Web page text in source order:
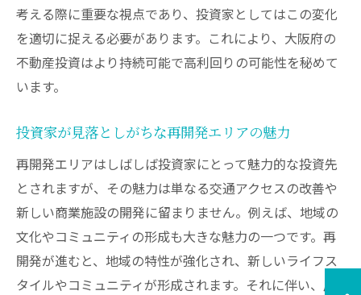
考える際に重要な視点であり、投資家としてはこの変化
を適切に捉える必要があります。これにより、大阪府の
不動産投資はより持続可能で高利回りの可能性を秘めて
います。
投資家が見落としがちな再開発エリアの魅力
再開発エリアはしばしば投資家にとって魅力的な投資先
とされますが、その魅力は単なる交通アクセスの改善や
新しい商業施設の開発に留まりません。例えば、地域の
文化やコミュニティの形成も大きな魅力の一つです。再
開発が進むと、地域の特性が強化され、新しいライフス
タイルやコミュニティが形成されます。それに伴い、居